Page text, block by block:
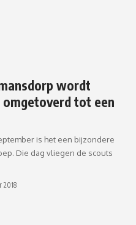
wordt
omgetoverd tot een
is het een bijzondere
Die dag vliegen de scouts
2018